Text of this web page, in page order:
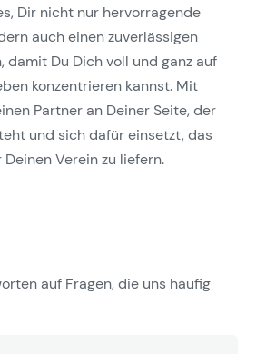
Dir nicht nur hervorragende
auch einen zuverlässigen
damit Du Dich voll und ganz auf
konzentrieren kannst. Mit
Partner an Deiner Seite, der
und sich dafür einsetzt, das
Deinen Verein zu liefern.
auf Fragen, die uns häufig